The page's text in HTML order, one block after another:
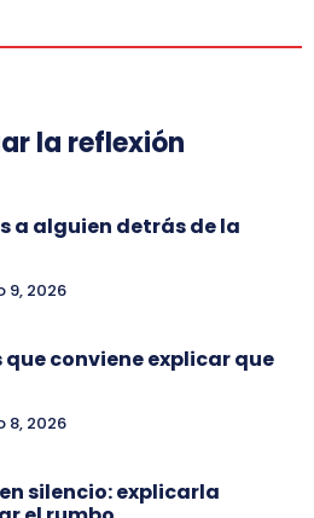
la reflexión
a alguien detrás de la
9, 2026
conviene explicar que
8, 2026
silencio: explicarla